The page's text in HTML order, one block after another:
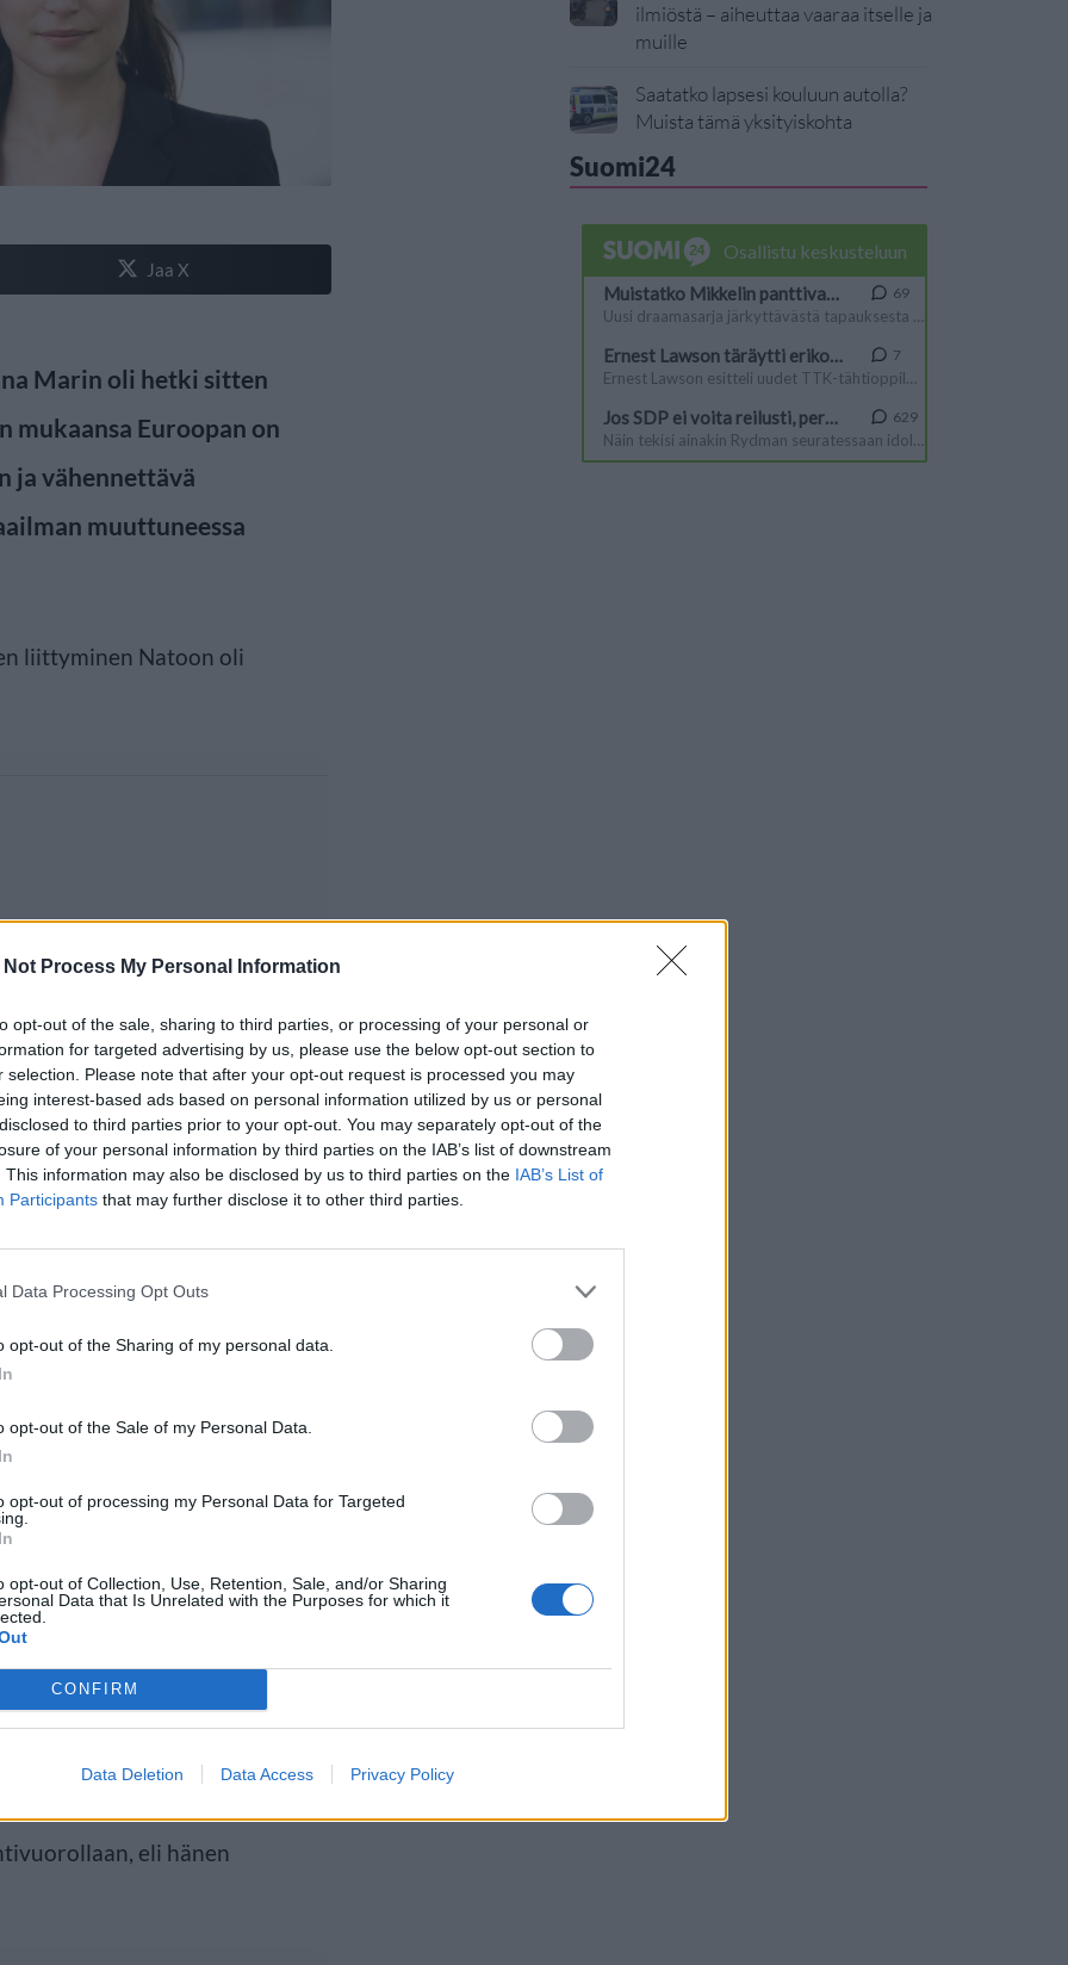
Not Process My Personal Information
opt-out of the sale, sharing to third parties, or processing of your personal or
for targeted advertising by us, please use the below opt-out section to
selection. Please note that after your opt-out request is processed you may
interest-based ads based on personal information utilized by us or personal
to third parties prior to your opt-out. You may separately opt-out of the
of your personal information by third parties on the IAB’s list of downstream
This information may also be disclosed by us to third parties on the IAB’s List of
Participants that may further disclose it to other third parties.
Data Processing Opt Outs
opt-out of the Sharing of my personal data.
opt-out of the Sale of my Personal Data.
opt-out of processing my Personal Data for Targeted
opt-out of Collection, Use, Retention, Sale, and/or Sharing
Data that Is Unrelated with the Purposes for which it
CONFIRM
Data Deletion Data Access Privacy Policy
Jaa X
Marin oli hetki sitten
mukaansa Euroopan on
ja vähennettävä
muuttuneessa
liittyminen Natoon oli
päätöstämme liittyä Natoon,
2023 Venäjän hyökättyä
Vielä vuotta aiemmin
eli hänen
ilmiöstä – aiheuttaa vaaraa itselle ja
muille
Saatatko lapsesi kouluun autolla?
Muista tämä yksityiskohta
Suomi24